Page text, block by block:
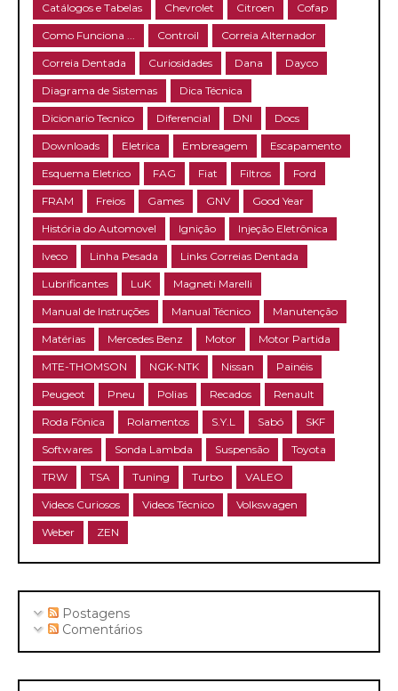
Catálogos e Tabelas Chevrolet Citroen Cofap
Como Funciona ... Controil Correia Alternador
Correia Dentada Curiosidades Dana Dayco
Diagrama de Sistemas Dica Técnica
Dicionario Tecnico Diferencial DNI Docs
Downloads Eletrica Embreagem Escapamento
Esquema Eletrico FAG Fiat Filtros Ford
FRAM Freios Games GNV Good Year
História do Automovel Ignição Injeção Eletrônica
Iveco Linha Pesada Links Correias Dentada
Lubrificantes LuK Magneti Marelli
Manual de Instruções Manual Técnico Manutenção
Matérias Mercedes Benz Motor Motor Partida
MTE-THOMSON NGK-NTK Nissan Painéis
Peugeot Pneu Polias Recados Renault
Roda Fônica Rolamentos S.Y.L Sabó SKF
Softwares Sonda Lambda Suspensão Toyota
TRW TSA Tuning Turbo VALEO
Videos Curiosos Videos Técnico Volkswagen
Weber ZEN
Postagens
Comentários